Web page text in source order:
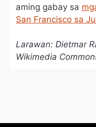
aming gabay sa
San Francisco sa
Larawan: Dietmar
Wikimedia